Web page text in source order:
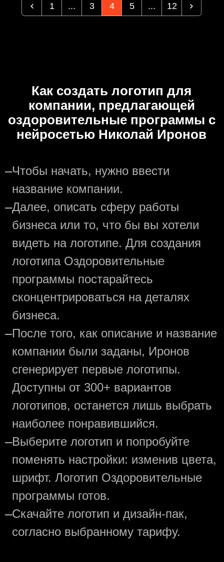
1 ... 3 4 5 ... 12
Как создать логотип для
компании, предлагающей
оздоровительные программы с
нейросетью Николай Иронов
—Чтобы начать, нужно ввести
название компании.
—Далее, описать сферу работы
бизнеса или то, что бы вы хотели
видеть на логотипе. Для создания
логотипа Оздоровительные
программы постарайтесь
сконцентрироваться на деталях
бизнеса.
—После того, как описание и название
компании были заданы, Иронов
сгенерирует первые логотипы.
Доступны от 300+ вариантов
логотипов, останется лишь выбрать
наиболее понравившийся.
—Выберите логотип и попробуйте
поменять настройки: изменив цвета,
шрифт. Логотип Оздоровительные
программы готов.
—Скачайте логотип и дизайн-пак,
согласно выбранному тарифу.